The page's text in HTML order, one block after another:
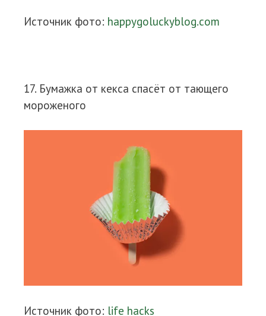
Источник фото: happygoluckyblog.com
17. Бумажка от кекса спасёт от тающего
мороженого
Источник фото: life hacks